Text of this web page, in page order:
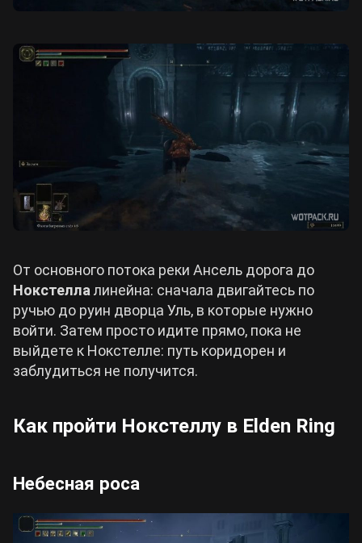
От основного потока реки Ансель дорога до
Нокстелла линейна: сначала двигайтесь по
ручью до руин дворца Уль, в которые нужно
войти. Затем просто идите прямо, пока не
выйдете к Нокстелле: путь коридорен и
заблудиться не получится.
Как пройти Нокстеллу в Elden Ring
Небесная роса